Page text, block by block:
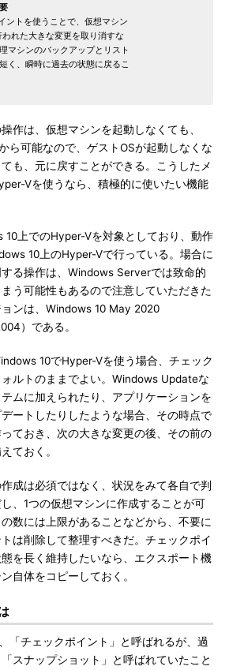
ントを使うことで、仮想マシン
れた大きな変更を取り消すな
マシンのバックアップとリスト
く、瞬時に過去の状態に戻るこ
作は、仮想マシンを起動しなくても、
ら可能なので、ゲストOSが起動しなくな
も、元に戻すことができる。こうしたメ
Vを使うなら、積極的に使いたい機能
上でのHyper-Vを対象としており、動作
10上のHyper-Vで行っている。場合に
る操作は、Windows Serverでは致命的
う可能性もあるので注意していただきた
ンは、Windows 10 May 2020
）である。
10でHyper-Vを使う場合、チェック
ルトのままでよい。Windows Updateな
ムに加えられたり、アプリケーションを
ートしたりしたような場合、その時点で
ておき、次の大きな変更の後、その前の
ておく。
成は必須ではなく、状況をみて各自で判
、1つの仮想マシンに作成することが可
数には上限があることなどから、不要に
は削除して整理すべきだ。チェックポイ
を長く維持したいなら、エクスポート機
自体をコピーしておく。
「チェックポイント」と呼ばれるが、過
スナップショット」と呼ばれていたこと